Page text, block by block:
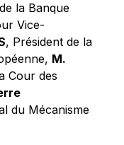
la Banque
Vice-
, Président de la
M.
Cour des
du Mécanisme